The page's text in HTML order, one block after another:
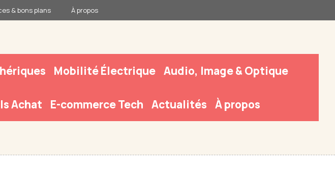
& bons plans À propos
Mobilité Électrique Audio, Image & Optique
Achat E-commerce Tech Actualités À propos